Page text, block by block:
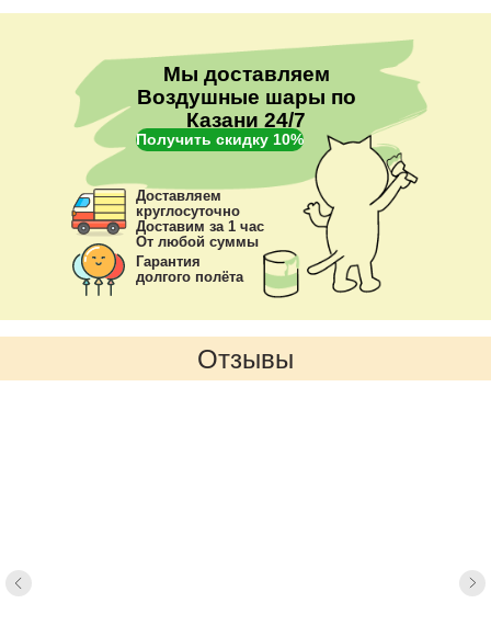
преимущества
Мы доставляем
Воздушные шары по
Казани 24/7
Получить скидку 10%
Доставляем
круглосуточно
Доставим за 1 час
От любой суммы
Гарантия
долгого полёта
Отзывы